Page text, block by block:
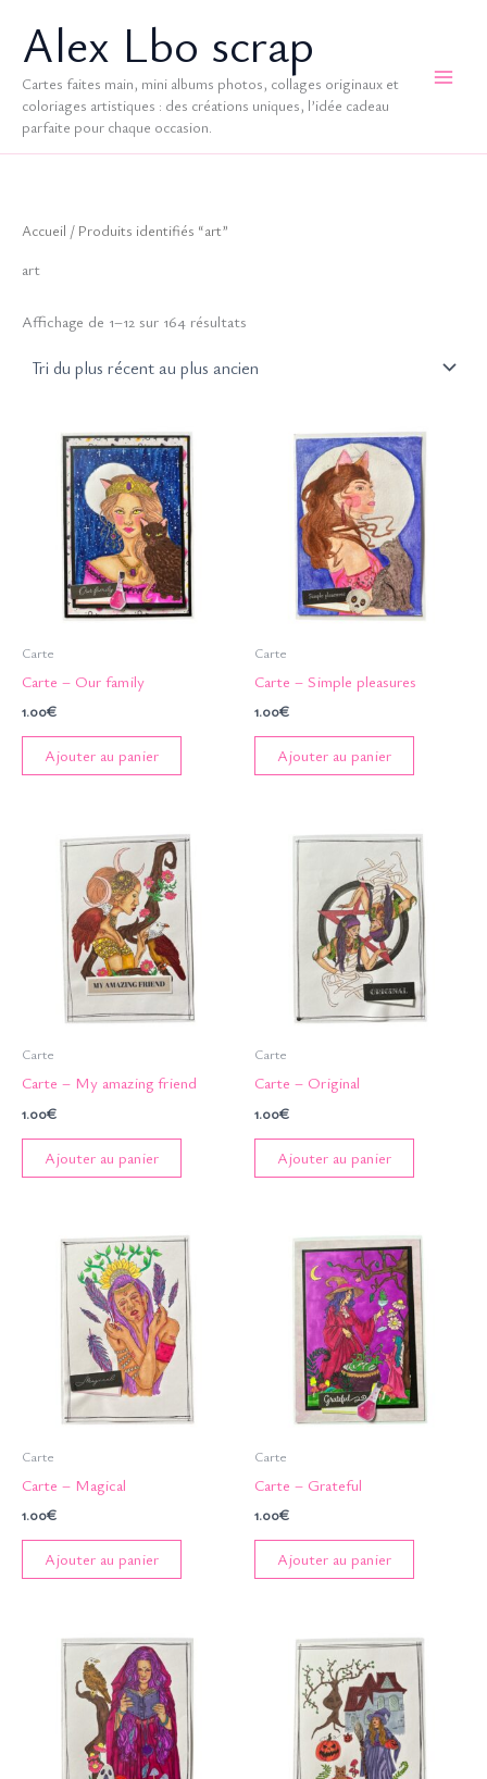
contenuAlex Lbo scrap
Cartes faites main, mini albums photos, collages originaux et
coloriages artistiques : des créations uniques, l’idée cadeau
parfaite pour chaque occasion.
Accueil / Produits identifiés “art”
art
Affichage de 1–12 sur 164 résultats
récent
au
Carte
Carte – Our family
1.00€
Ajouter au panier
Carte
Carte – Simple pleasures
1.00€
Ajouter au panier
Carte
Carte – My amazing friend
1.00€
Ajouter au panier
Carte
Carte – Original
1.00€
Ajouter au panier
Carte
Carte – Magical
1.00€
Ajouter au panier
Carte
Carte – Grateful
1.00€
Ajouter au panier